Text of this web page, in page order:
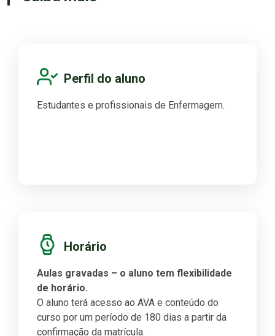
Perfil do aluno
Estudantes e profissionais de Enfermagem.
Horário
Aulas gravadas – o aluno tem flexibilidade
de horário.
O aluno terá acesso ao AVA e conteúdo do
curso por um período de 180 dias a partir da
confirmação da matrícula.